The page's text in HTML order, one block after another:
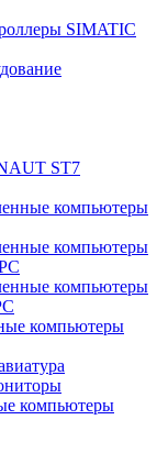
SIMATIC
ST7
компьютеры
компьютеры
компьютеры
компьютеры
компьютеры